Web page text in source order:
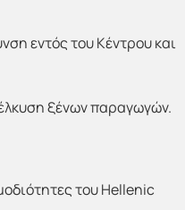
εντός του Κέντρου και
ξένων παραγωγών.
του Hellenic